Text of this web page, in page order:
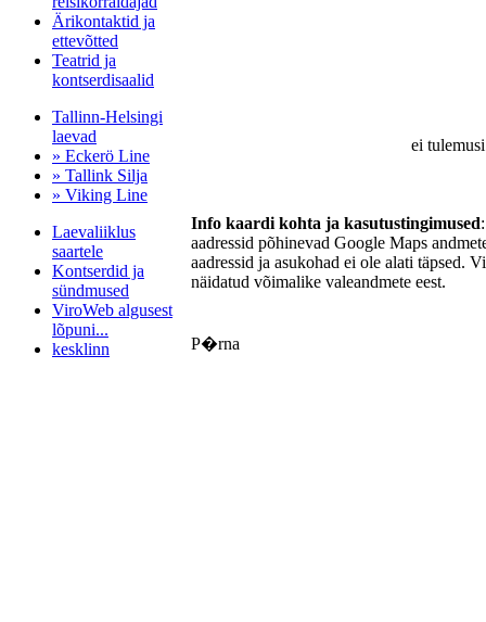
Ärikontaktid ja
ettevõtted
Teatrid ja
kontserdisaalid
Tallinn-Helsingi
laevad
» Eckerö Line
» Tallink Silja
» Viking Line
Laevaliiklus
saartele
Kontserdid ja
sündmused
ViroWeb algusest
lõpuni...
kesklinn
ei
Info kaardi kohta ja kasutustingimused
aadressid põhinevad Google Maps
aadressid ja asukohad ei ole alati täpsed.
näidatud võimalike valeandmete eest.
P�rna